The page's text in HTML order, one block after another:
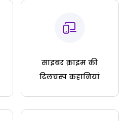
साइबर क्राइम की
दिलचस्प कहानियां